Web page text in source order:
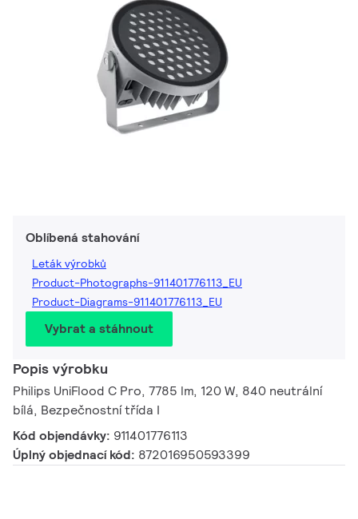
Oblíbená stahování
Leták výrobků
Product-Photographs-911401776113_EU
Product-Diagrams-911401776113_EU
Vybrat a stáhnout
Popis výrobku
Philips UniFlood C Pro, 7785 lm, 120 W, 840 neutrální
bílá, Bezpečnostní třída I
Kód objendávky: 911401776113
Úplný objednací kód: 872016950593399